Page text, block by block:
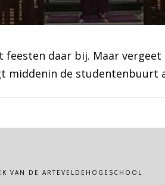
daar bij. Maar vergeet
middenin de studentenbuurt
VAN DE ARTEVELDEHOGESCHOOL